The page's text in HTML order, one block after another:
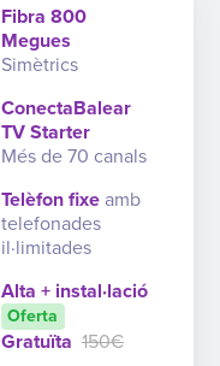
Fibra 800
Megues
Simètrics
ConectaBalear
TV Starter
Més de 70 canals
Telèfon fixe amb
telefonades
il·limitades
Alta + instal·lació
Oferta
Gratuïta 150€